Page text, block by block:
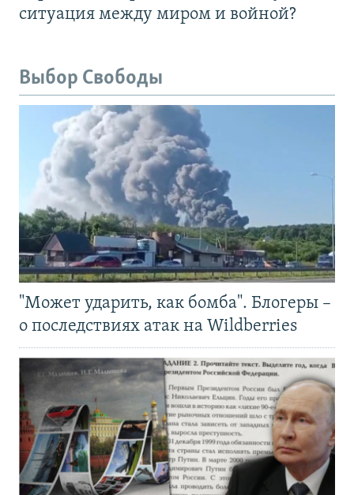
ситуация между миром и войной?
Выбор Свободы
"Может ударить, как бомба". Блогеры –
о последствиях атак на Wildberries